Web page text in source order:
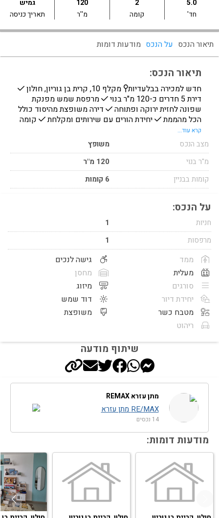
5.0
חד'
2
קומה
120
מ''ר
גמיש
תאריך כניסה
תיאור הנכס על הנכס מודעות דומות
תיאור הנכס:
חדש למכירה בבלעדיות ​📍 מקלף 10, קרית בן גוריון, חולון ✔️
דירת 5 חדרים כ-120 מ"ר בנוי ✔️ מרפסת שמש מפנקת
שפונה לחזית ירוקה ופתוחה ✔️ דירה משופצת מהיסוד כולל
הכל מהממת ✔️ יחידת הורים עם שירותים ומקלחת ✔️ קומה
חניה בטאבו ✔️ לובי מטופח ומשופץ ✔️ מקלט גדול ומסודר
✔️ בניין משופץ בשנים האחרונות ✔️ פינוי עד 6 חודשים ✔️
4 מזגנים ✔️ ק
קרא עוד...
מצב הנכס
משופץ
מ"ר בנוי
120 מ"ר
קומות בבניין
6 קומות
על הנכס:
חניות
1
מרפסות
1
ממד
מעלית
סורגים
יחידת דיור
מטבח כשר
ריהוט
גישה לנכים
מחסן
מיזוג
דוד שמש
משופצת
שיתוף מודעה
מתן עזרא REMAX
RE/MAX מתן עזרא
14 נכסים
מודעות דומות: